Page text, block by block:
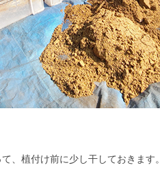
、植付け前に少し干しておきます。